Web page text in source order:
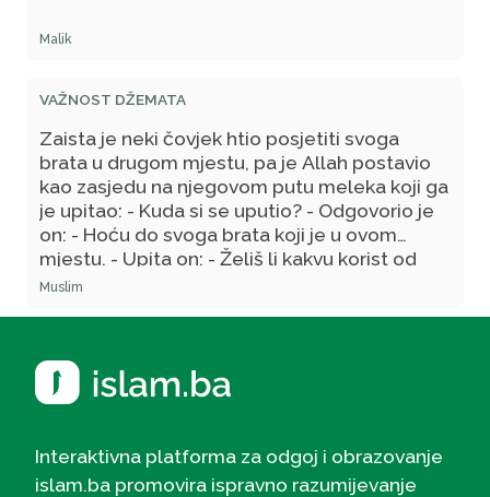
Malik
VAŽNOST DŽEMATA
Zaista je neki čovjek htio posjetiti svoga
brata u drugom mjestu, pa je Allah postavio
kao zasjedu na njegovom putu meleka koji ga
je upitao: - Kuda si se uputio? - Odgovorio je
on: - Hoću do svoga brata koji je u ovom
mjestu. - Upita on: - Želiš li kakvu korist od
njega!? – On je odgovorio: - Ne! Osim što ga
radosnom viješću da te je Allah već zavolio
onako kako ti voliš svoga brata u ime Njega
Muslim
Interaktivna platforma za odgoj i obrazovanje
islam.ba promovira ispravno razumijevanje